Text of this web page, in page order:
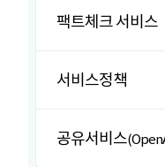
팩트체크 서비스
서비스정책
공유서비스